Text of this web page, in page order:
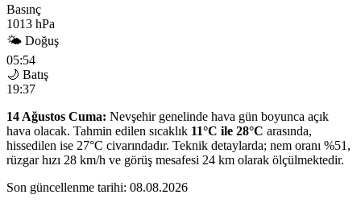
Basınç
1013 hPa
🌤 Doğuş
05:54
🌙 Batış
19:37
14 Ağustos Cuma: Nevşehir genelinde hava gün boyunca açık
hava olacak. Tahmin edilen sıcaklık 11°C ile 28°C arasında,
hissedilen ise 27°C civarındadır. Teknik detaylarda; nem oranı %51,
rüzgar hızı 28 km/h ve görüş mesafesi 24 km olarak ölçülmektedir.
Son güncellenme tarihi: 08.08.2026